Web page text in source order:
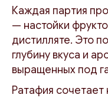
Каждая партия
— настойки
дистилляте. Это
глубину вкуса и
выращенных под
Ратафия